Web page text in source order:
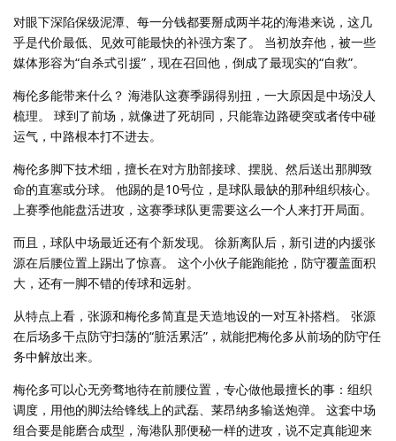
对眼下深陷保级泥潭、每一分钱都要掰成两半花的海港来说，这几
乎是代价最低、见效可能最快的补强方案了。 当初放弃他，被一些
媒体形容为“自杀式引援”，现在召回他，倒成了最现实的“自救”。
梅伦多能带来什么？ 海港队这赛季踢得别扭，一大原因是中场没人
梳理。 球到了前场，就像进了死胡同，只能靠边路硬突或者传中碰
运气，中路根本打不进去。
梅伦多脚下技术细，擅长在对方肋部接球、摆脱、然后送出那脚致
命的直塞或分球。 他踢的是10号位，是球队最缺的那种组织核心。
上赛季他能盘活进攻，这赛季球队更需要这么一个人来打开局面。
而且，球队中场最近还有个新发现。 徐新离队后，新引进的内援张
源在后腰位置上踢出了惊喜。 这个小伙子能跑能抢，防守覆盖面积
大，还有一脚不错的传球和远射。
从特点上看，张源和梅伦多简直是天造地设的一对互补搭档。 张源
在后场多干点防守扫荡的“脏活累活”，就能把梅伦多从前场的防守任
务中解放出来。
梅伦多可以心无旁骛地待在前腰位置，专心做他最擅长的事：组织
调度，用他的脚法给锋线上的武磊、莱昂纳多输送炮弹。 这套中场
组合要是能磨合成型，海港队那便秘一样的进攻，说不定真能迎来